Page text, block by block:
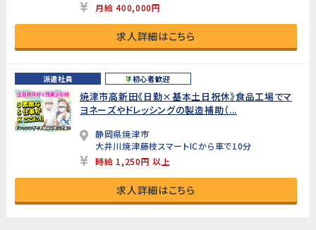
月給 400,000円
求人詳細はこちら
派遣社員 初心者歓迎
焼津市高新田《日勤×基本土日祝休》食品工場でマ
ヨネーズやドレッシングの製造補助（...
静岡県焼津市
大井川焼津藤枝スマートICから車で10分
時給 1,250円 以上
求人詳細はこちら